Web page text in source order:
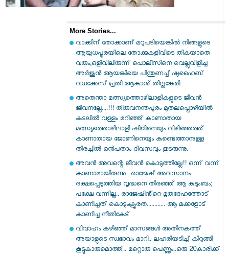
More Stories...
വാക്കിന് തോക്കാണ് മറുപടിയെങ്കിൽ നിങ്ങളുടെ
ആയുധപ്പുരയിലെ തോക്കുകളിവിടെ തികയാതെ
വരും;ഒളിവിലിരുന്ന് പൊലീസിനെ വെല്ലുവിളിച്ച
അർജുൻ ആയങ്കിയെ പിന്തുണച്ച് ഷുഹൈബ്
വധക്കേസ് പ്രതി ആകാശ് തില്ലങ്കേരി.
അതെന്താ മത്സ്യത്തൊഴിലാളികളുടെ ജീവൻ
ജീവനല്ലേ....!!! തിരുവനന്തപുരം മുതലപ്പൊഴിയില്‍
കടലില്‍ വള്ളം മറിഞ്ഞ് കാണാതായ
മത്സ്യത്തൊഴിലാളി ഷിജിനെയും വിഴിഞ്ഞത്ത്
കാണാതായ ജോണിനെയും കണ്ടെത്താനുള്ള
തിരച്ചില്‍ ഒന്‍പതാം ദിവസവും തുടരുന്നു.
അവൻ അവന്റെ ജീവൻ കൊടുത്തില്ലേ!! ഒന്ന് വന്ന്
കാണാമായിരുന്നു.. രാജേഷ് അവസാനം
രക്ഷപ്പെടുത്തിയ വൃദ്ധനെ തിരഞ്ഞ് ആ കുടുംബം;
പക്ഷേ വന്നില്ല.. രാജേഷിൻ്റെ മൃതദേഹത്തോട്
കാണിച്ചത് കൊടുംക്രൂരത............ ആ മക്കളോട്
കാണിച്ച നീതികേട്
വിവാഹം കഴിഞ്ഞ് മാസങ്ങൾ അതിനകത്ത്
അയാളുടെ സ്വഭാവം മാറി.. ലഹരിയടിച്ച് കിറുങ്ങി
കൂട്ടുകാരുമൊത്ത്.. മറ്റൊരു പെണ്ണും..ഒരു 20കാരിക്ക്